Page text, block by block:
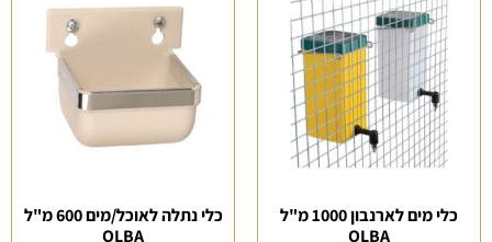
כלי מים לארנבון 1000 מ"ל
OLBA
כלי נתלה לאוכל/מים 600 מ"ל
OLBA